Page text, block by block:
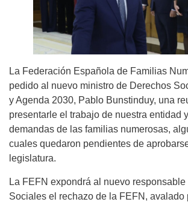
La Federación Española de Familias
pedido al nuevo ministro de Derechos
y Agenda 2030, Pablo Bunstinduy, una
presentarle el trabajo de nuestra entidad
demandas de las familias numerosas,
cuales quedaron pendientes de
legislatura.
La FEFN expondrá al nuevo
Sociales el rechazo de la FEFN, avalado